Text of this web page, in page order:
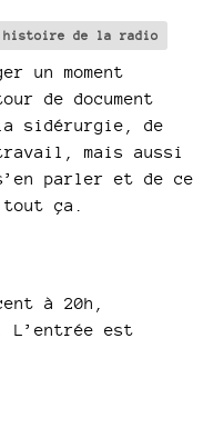
histoire de la radio
un moment
de document
sidérurgie, de
mais aussi
parler et de ce
ça.
à 20h,
L’entrée est